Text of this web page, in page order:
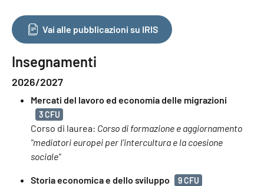
Vai alle pubblicazioni su IRIS
Insegnamenti
2026/2027
Mercati del lavoro ed economia delle migrazioni
3 CFU
Corso di laurea: Corso di formazione e aggiornamento
"mediatori europei per l'intercultura e la coesione
sociale"
Storia economica e dello sviluppo 9 CFU